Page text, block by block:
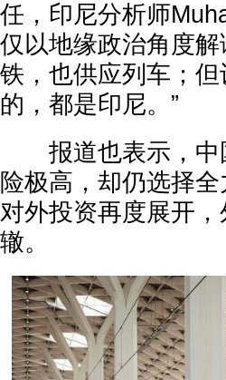
任，印尼分析师
仅以地缘政治角度
铁，也供应列车；
的，都是印尼。”
报道也表示，中
险极高，却仍选择
对外投资再度展开
辙。